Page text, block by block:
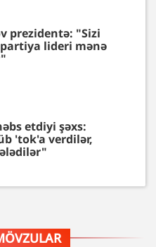
prezidentə: "Sizi
lideri mənə
etdiyi şəxs:
'tok'a verdilər,